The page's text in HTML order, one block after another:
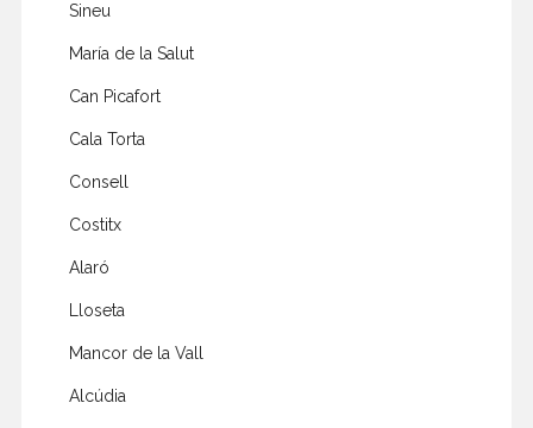
Sineu
María de la Salut
Can Picafort
Cala Torta
Consell
Costitx
Alaró
Lloseta
Mancor de la Vall
Alcúdia